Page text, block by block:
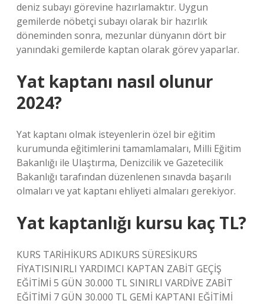
deniz subayı görevine hazırlamaktır. Uygun
gemilerde nöbetçi subayı olarak bir hazırlık
döneminden sonra, mezunlar dünyanın dört bir
yanındaki gemilerde kaptan olarak görev yaparlar.
Yat kaptanı nasıl olunur
2024?
Yat kaptanı olmak isteyenlerin özel bir eğitim
kurumunda eğitimlerini tamamlamaları, Milli Eğitim
Bakanlığı ile Ulaştırma, Denizcilik ve Gazetecilik
Bakanlığı tarafından düzenlenen sınavda başarılı
olmaları ve yat kaptanı ehliyeti almaları gerekiyor.
Yat kaptanlığı kursu kaç TL?
KURS TARİHİKURS ADIKURS SÜRESİKURS
FİYATISINIRLI YARDIMCI KAPTAN ZABİT GEÇİŞ
EĞİTİMİ 5 GÜN 30.000 TL SINIRLI VARDİVE ZABİT
EĞİTİMİ 7 GÜN 30.000 TL GEMİ KAPTANI EĞİTİMİ